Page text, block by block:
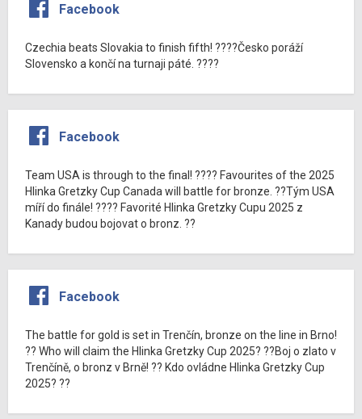
Facebook
Czechia beats Slovakia to finish fifth! ????Česko poráží
Slovensko a končí na turnaji páté. ????
Facebook
Team USA is through to the final! ???? Favourites of the 2025
Hlinka Gretzky Cup Canada will battle for bronze. ??Tým USA
míří do finále! ???? Favorité Hlinka Gretzky Cupu 2025 z
Kanady budou bojovat o bronz. ??
Facebook
The battle for gold is set in Trenčín, bronze on the line in Brno!
?? Who will claim the Hlinka Gretzky Cup 2025? ??Boj o zlato v
Trenčíně, o bronz v Brně! ?? Kdo ovládne Hlinka Gretzky Cup
2025? ??